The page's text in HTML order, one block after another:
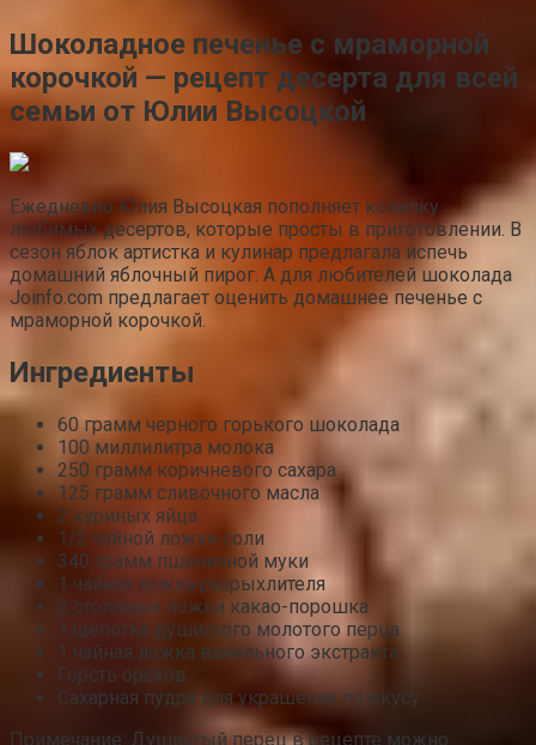
Шоколадное печенье с мраморной
корочкой — рецепт десерта для всей
семьи от Юлии Высоцкой
Ежедневно Юлия Высоцкая пополняет копилку
любимых десертов, которые просты в приготовлении. В
сезон яблок артистка и кулинар предлагала испечь
домашний яблочный пирог. А для любителей шоколада
Joinfo.com предлагает оценить домашнее печенье с
мраморной корочкой.
Ингредиенты
60 грамм черного горького шоколада
100 миллилитра молока
250 грамм коричневого сахара
125 грамм сливочного масла
2 куриных яйца
1/2 чайной ложки соли
340 грамм пшеничной муки
1 чайная ложка разрыхлителя
2 столовые ложки какао-порошка
1 щепотка душистого молотого перца
1 чайная ложка ванильного экстракта
Горсть орехов
Сахарная пудра для украшения по вкусу
Примечание: Душистый перец в рецепте можно